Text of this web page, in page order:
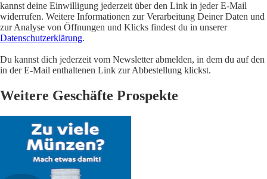
kannst deine Einwilligung jederzeit über den Link in jeder E-Mail
widerrufen. Weitere Informationen zur Verarbeitung Deiner Daten und
zur Analyse von Öffnungen und Klicks findest du in unserer
Datenschutzerklärung.
Du kannst dich jederzeit vom Newsletter abmelden, in dem du auf den
in der E-Mail enthaltenen Link zur Abbestellung klickst.
Weitere Geschäfte Prospekte